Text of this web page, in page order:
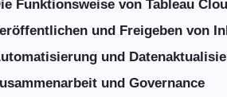
Funktionsweise von Tableau
und Freigeben von
und
und Governance